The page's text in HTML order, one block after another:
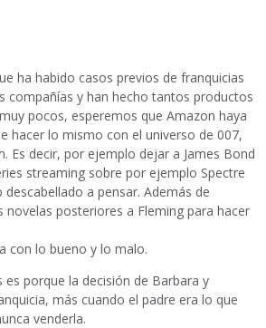
ha habido casos previos de franquicias
compañías y han hecho tantos productos
pocos, esperemos que Amazon haya
hacer lo mismo con el universo de 007,
Es decir, por ejemplo dejar a James Bond
streaming sobre por ejemplo Spectre
a pensar. Además de
novelas posteriores a Fleming para hacer
con lo bueno y lo malo.
es porque la decisión de Barbara y
más cuando el padre era lo que
venderla.